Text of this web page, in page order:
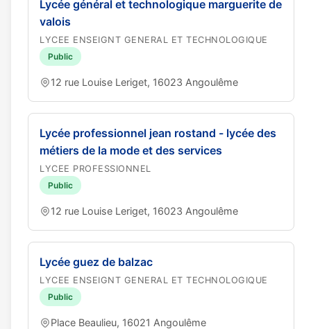
Lycée général et technologique marguerite de
valois
LYCEE ENSEIGNT GENERAL ET TECHNOLOGIQUE
Public
12 rue Louise Leriget, 16023 Angoulême
Lycée professionnel jean rostand - lycée des
métiers de la mode et des services
LYCEE PROFESSIONNEL
Public
12 rue Louise Leriget, 16023 Angoulême
Lycée guez de balzac
LYCEE ENSEIGNT GENERAL ET TECHNOLOGIQUE
Public
Place Beaulieu, 16021 Angoulême